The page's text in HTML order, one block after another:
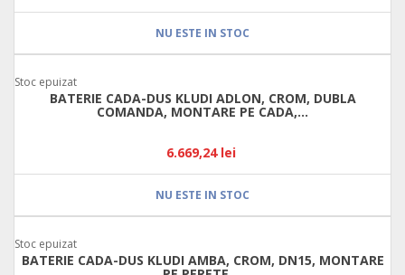
NU ESTE IN STOC
Stoc epuizat
BATERIE CADA-DUS KLUDI ADLON, CROM, DUBLA
COMANDA, MONTARE PE CADA,...
6.669,24 lei
NU ESTE IN STOC
Stoc epuizat
BATERIE CADA-DUS KLUDI AMBA, CROM, DN15, MONTARE